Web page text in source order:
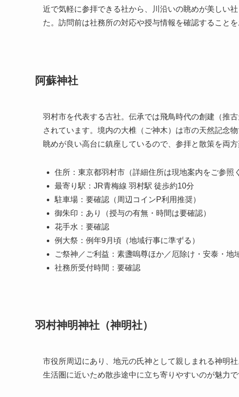
近で気軽に参拝できる社から、川沿いの眺めが美しい
た。訪問前は社務所の対応や授与情報を確認することを
阿蘇神社
羽村市を代表する古社。伝承では飛鳥時代の創建（推
されています。境内の大椎（ご神木）は市の天然記念
眺めが良い高台に鎮座しているので、参拝と散策を両方
住所：東京都羽村市（詳細住所は現地案内をご参照
最寄り駅：JR青梅線 羽村駅 徒歩約10分
駐車場：要確認（周辺コインP利用推奨）
御朱印：あり（授与の有無・時間は要確認）
花手水：要確認
例大祭：例年9月頃（地域行事に準ずる）
ご祭神／ご利益：素盞嗚尊ほか／厄除け・安泰・地
社務所受付時間：要確認
羽村神明神社（神明社）
市役所周辺にあり、地元の氏神として親しまれる神明
生活圏に近いため散歩途中に立ち寄りやすいのが魅力